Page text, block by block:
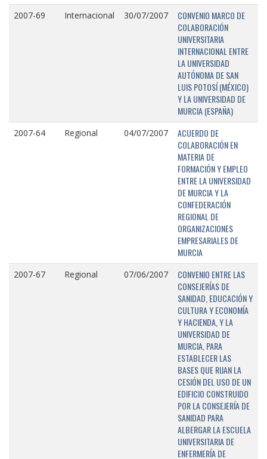
2007-69 Internacional 30/07/2007
CONVENIO MARCO DE
COLABORACIÓN
UNIVERSITARIA
INTERNACIONAL ENTRE
LA UNIVERSIDAD
AUTÓNOMA DE SAN
LUIS POTOSÍ (MÉXICO)
Y LA UNIVERSIDAD DE
MURCIA (ESPAÑA)
2007-64 Regional 04/07/2007
ACUERDO DE
COLABORACIÓN EN
MATERIA DE
FORMACIÓN Y EMPLEO
ENTRE LA UNIVERSIDAD
DE MURCIA Y LA
CONFEDERACIÓN
REGIONAL DE
ORGANIZACIONES
EMPRESARIALES DE
MURCIA
2007-67 Regional 07/06/2007
CONVENIO ENTRE LAS
CONSEJERÍAS DE
SANIDAD, EDUCACIÓN Y
CULTURA Y ECONOMÍA
Y HACIENDA, Y LA
UNIVERSIDAD DE
MURCIA, PARA
ESTABLECER LAS
BASES QUE RIJAN LA
CESIÓN DEL USO DE UN
EDIFICIO CONSTRUIDO
POR LA CONSEJERÍA DE
SANIDAD PARA
ALBERGAR LA ESCUELA
UNIVERSITARIA DE
ENFERMERÍA DE